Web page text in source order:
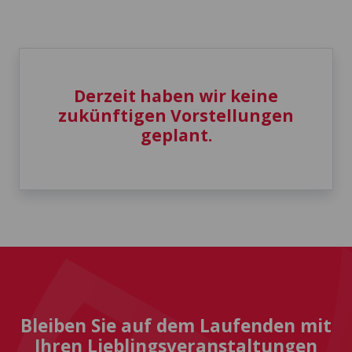
Derzeit haben wir keine
zukünftigen Vorstellungen
geplant.
Bleiben Sie auf dem Laufenden mit
Ihren Lieblingsveranstaltungen